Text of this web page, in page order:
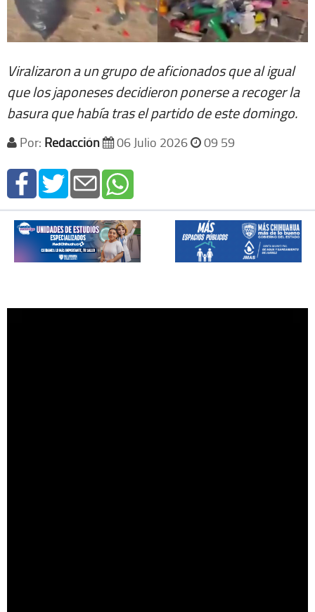
Viralizaron a un grupo de aficionados que al igual
que los japoneses decidieron ponerse a recoger la
basura que había tras el partido de este domingo.
Por: Redacción 06 Julio 2026 09 59